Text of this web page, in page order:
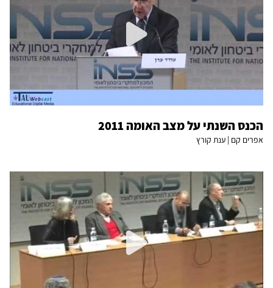
הכנס השנתי על מצב האומה 2011
אפרים קם | ענת קורץ